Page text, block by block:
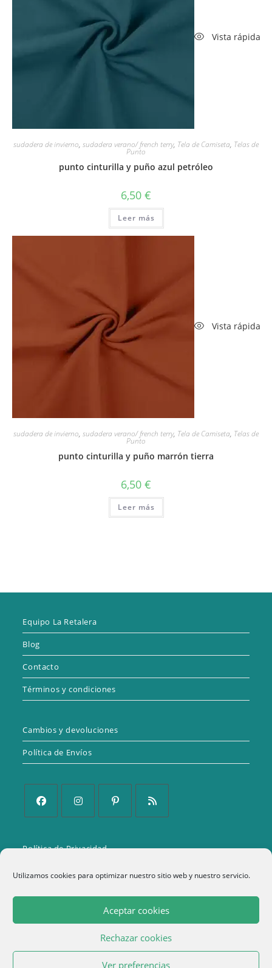
Utilizamos cookies para optimizar nuestro sitio web y nuestro servicio.
Aceptar cookies
Rechazar cookies
Ver preferencias
Vista rápida
sudadera de invierno, sudadera verano/ french terry, Tela de Camiseta, Telas de
Punto
punto cinturilla y puño azul petróleo
6,50 €
Leer más
Vista rápida
sudadera de invierno, sudadera verano/ french terry, Tela de Camiseta, Telas de
Punto
punto cinturilla y puño marrón tierra
6,50 €
Leer más
Equipo La Retalera
Blog
Contacto
Términos y condiciones
Cambios y devoluciones
Política de Envíos
pestaña pestaña pestaña pestaña
Política de Privacidad
Aviso Legal
Términos y condiciones